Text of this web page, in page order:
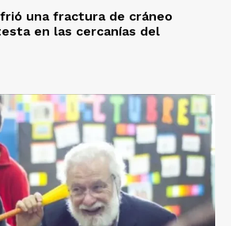
una fractura de cráneo
en las cercanías del